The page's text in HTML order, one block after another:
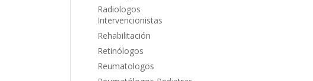
Radiologos
Intervencionistas
Rehabilitación
Retinólogos
Reumatologos